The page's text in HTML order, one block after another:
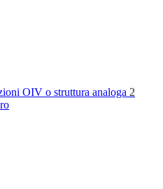
OIV o struttura analoga 2